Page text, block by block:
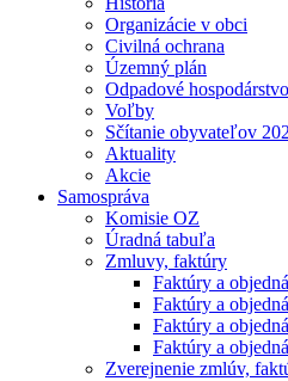
Organizácie v obci
Civilná ochrana
Územný plán
Odpadové hospodárstvo
Voľby
Sčítanie obyvateľov
Aktuality
Akcie
Samospráva
Komisie OZ
Úradná tabuľa
Zmluvy, faktúry
Faktúry a
Faktúry a
Faktúry a
Faktúry a
Zverejnenie zmlúv,